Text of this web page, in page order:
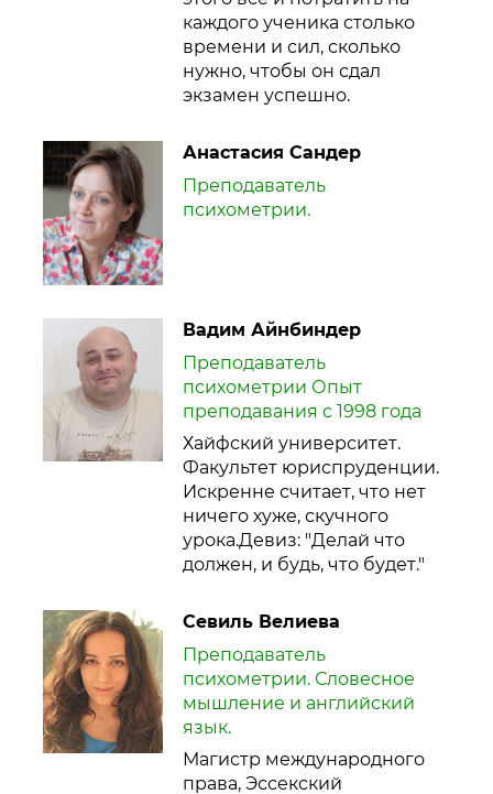
каждого ученика столько
времени и сил, сколько
нужно, чтобы он сдал
экзамен успешно.
Анастасия Сандер
Преподаватель
психометрии.
Вадим Айнбиндер
Преподаватель
психометрии Опыт
преподавания с 1998 года
Хайфский университет.
Факультет юриспруденции.
Искренне считает, что нет
ничего хуже, скучного
урока.Девиз: "Делай что
должен, и будь, что будет."
Севиль Велиева
Преподаватель
психометрии. Словесное
мышление и английский
язык.
Магистр международного
права, Эссекский